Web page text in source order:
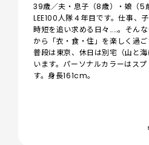
39歳／夫・息子（8歳）・娘（5
LEE100人隊４年目です。仕事、
時短を追い求める日々……。そん
から「衣・食・住」を楽しく過ご
普段は東京、休日は別宅（山と
います。パーソナルカラーはス
す。身長161cm。